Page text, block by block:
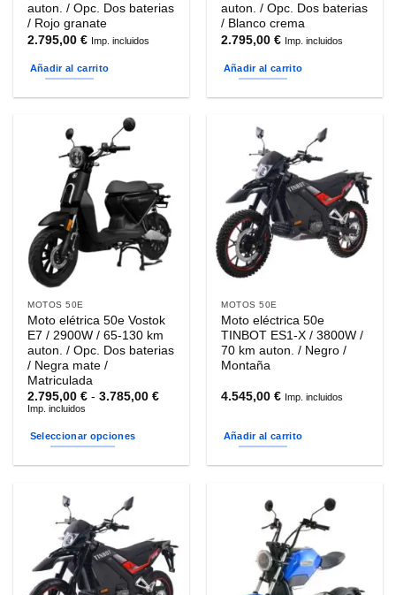
producto
auton. / Opc. Dos baterias
/ Rojo granate
2.795,00€ Imp. incluidos
Añadir al carrito
auton. / Opc. Dos baterias
/ Blanco crema
2.795,00€ Imp. incluidos
Añadir al carrito
MOTOS 50E
Moto elétrica 50e Vostok
E7 / 2900W / 65-130 km
auton. / Opc. Dos baterias
/ Negra mate /
Matriculada
2.795,00€ - 3.785,00€Rango
3.785,00 €
Imp. incluidos
Seleccionar opciones
múltiples
variantes.
opciones
se
MOTOS 50E
Moto eléctrica 50e
TINBOT ES1-X / 3800W /
70 km auton. / Negro /
Montaña
4.545,00€ Imp. incluidos
Añadir al carrito